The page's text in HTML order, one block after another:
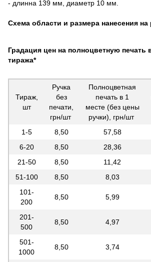
- длинна 139 мм, диаметр 10 мм.
Схема области и размера нанесения на
Градация цен на полноцветную печать
тиража*
Тираж,
шт
Ручка
без
печати,
грн/шт
Полноцветная
печать в 1
месте (без цены
ручки), грн/шт
1-5
8,50 57,58
6-20
8,50 28,36
21-50
8,50 11,42
51-100
8,50 8,03
101-
200
8,50 5,99
201-
500
8,50 4,97
501-
1000
8,50 3,74